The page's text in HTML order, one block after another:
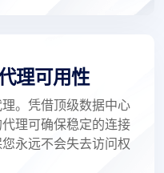
理可用性
。凭借顶级数据中心
理可确保稳定的连接
永远不会失去访问权